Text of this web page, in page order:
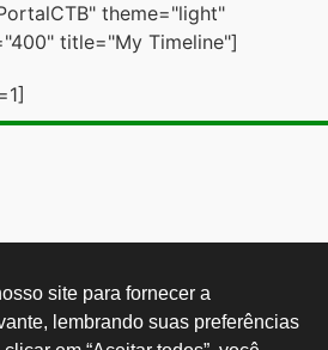
theme="light"
title="My Timeline"]
11 3874-0040
site para fornecer a
lembrando suas preferências